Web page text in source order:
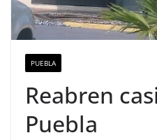
PUEBLA
Reabren
Puebla